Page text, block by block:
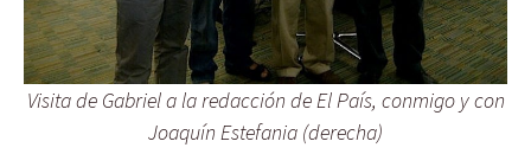
Visita de Gabriel a la redacción de El País, conmigo y con
Joaquín Estefania (derecha)